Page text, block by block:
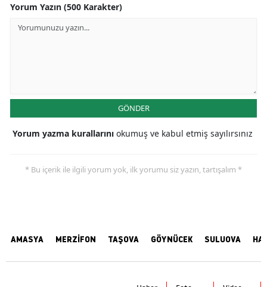
Yorum Yazın (500 Karakter)
GÖNDER
Yorum yazma kurallarını okumuş ve kabul etmiş sayılırsınız
* Bu içerik ile ilgili yorum yok, ilk yorumu siz yazın, tartışalım *
AMASYA MERZİFON TAŞOVA GÖYNÜCEK SULUOVA